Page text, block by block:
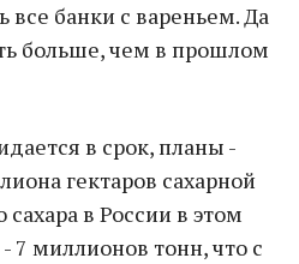
все банки с вареньем. Да
больше, чем в прошлом
в срок, планы -
гектаров сахарной
в России в этом
7 миллионов тонн, что с